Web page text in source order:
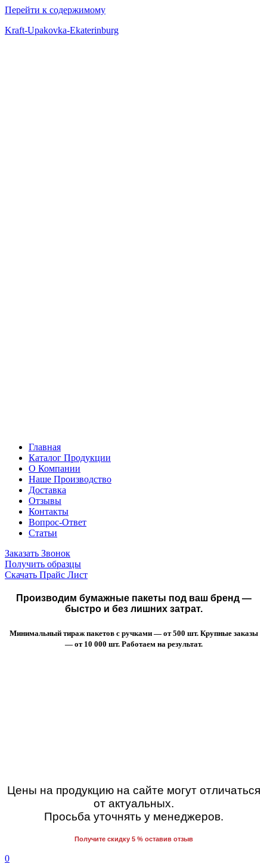
Перейти к содержимому
Kraft-Upakovka-Ekaterinburg
Главная
Каталог Продукции
О Компании
Наше Производство
Доставка
Отзывы
Контакты
Вопрос-Ответ
Статьи
Заказать Звонок
Получить образцы
Скачать Прайс Лист
Производим бумажные пакеты под ваш бренд —
быстро и без лишних затрат.
Минимальный тираж пакетов с ручками — от 500 шт. Крупные заказы
— от 10 000 шт. Работаем на результат.
Цены на продукцию на сайте могут отличаться
от актуальных.
Просьба уточнять у менеджеров.
Получите скидку 5 % оставив отзыв
0